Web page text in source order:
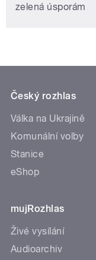
zelená úsporám
Český rozhlas
Válka na Ukrajině
Komunální volby
Stanice
eShop
mujRozhlas
Živé vysílání
Audioarchiv